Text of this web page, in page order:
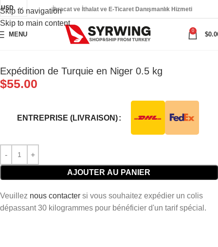
Skip to navigation
Skip to main content
USD İhracat ve İthalat ve E-Ticaret Danışmanlık Hizmeti
MENU
0
$
Expédition de Turquie en Niger 0.5 kg
$55.00
ENTREPRISE (LIVRAISON)
AJOUTER AU PANIER
Veuillez nous contacter si vous souhaitez expédier un colis
dépassant 30 kilogrammes pour bénéficier d'un tarif spécial.